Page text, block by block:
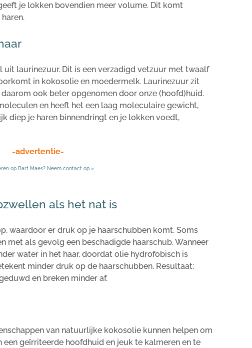
je lokken bovendien meer volume. Dit komt
laurinezuur. Dit is een verzadigd vetzuur met twaalf
in kokosolie en moedermelk. Laurinezuur zit
ook beter opgenomen door onze (hoofd)huid.
en heeft het een laag moleculaire gewicht,
diep je haren binnendringt en je lokken voedt,
-advertentie-
op Bart Maes? Neem contact op »
als het nat is
waardoor er druk op je haarschubben komt. Soms
met als gevolg een beschadigde haarschub. Wanneer
water in het haar, doordat olie hydrofobisch is
minder druk op de haarschubben. Resultaat:
en breken minder af.
van natuurlijke kokosolie kunnen helpen om
geïrriteerde hoofdhuid en jeuk te kalmeren en te